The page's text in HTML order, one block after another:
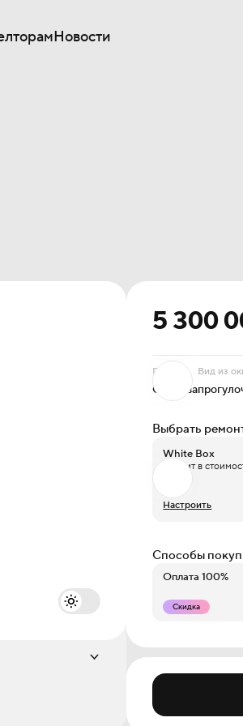
Новости
5 300
Проект
Окинава
Вид из
Выбрать
White Box
Входит в
Настроить
Способы
Оплата 100%
Скидка